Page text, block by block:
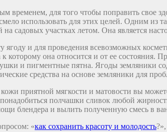
временем, для того чтобы поправить свое
использовать для этих целей. Одним из
на садовых участках летом. Она является
ягоду и для проведения всевозможных
к которому она относится и от ее
и пигментные пятна. Ягоды земляники
средства на основе земляники для
приятной мягкости и матовости вы
полчашки сливок любой
блендера и вылить полученную смесь в
«как сохранить красоту и молодость